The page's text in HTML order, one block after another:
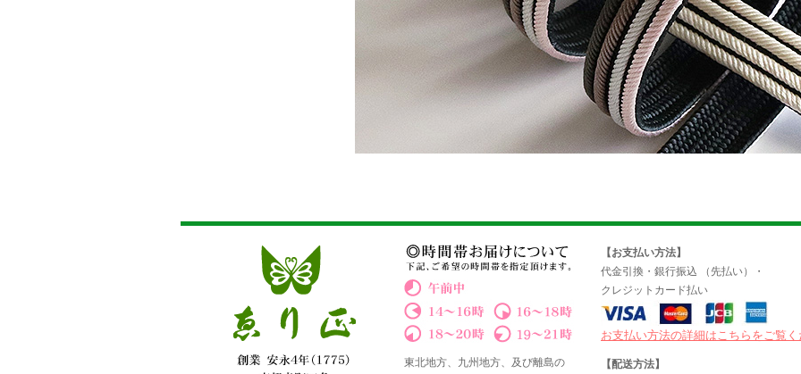
東北地方、九州地方、及び離島の
【お支払い方法】
代金引換・銀行振込 （先払い）・
クレジットカード払い
お支払い方法の詳細はこちらをご覧
【配送方法】